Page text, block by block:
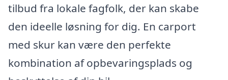
tilbud fra lokale fagfolk, der kan skabe
den ideelle løsning for dig. En carport
med skur kan være den perfekte
kombination af opbevaringsplads og